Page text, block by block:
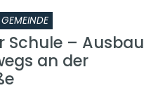
GEMEINDE
Schule – Ausbau
an der